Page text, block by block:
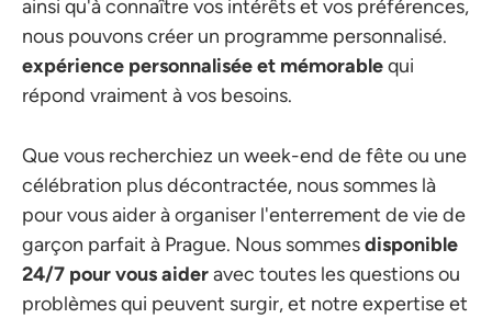
ainsi qu'à connaître vos intérêts et vos préférences,
nous pouvons créer un programme personnalisé.
expérience personnalisée et mémorablequi
répond vraiment à vos besoins.
Que vous recherchiez un week-end de fête ou une
célébration plus décontractée, nous sommes là
pour vous aider à organiser l'enterrement de vie de
garçon parfait à Prague. Nous sommesdisponible
24/7 pour vous aideravec toutes les questions ou
problèmes qui peuvent surgir, et notre expertise et